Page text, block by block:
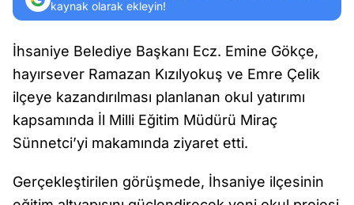
kaynak olarak ekleyin!
İhsaniye Belediye Başkanı Ecz. Emine Gökçe,
hayırsever Ramazan Kızılyokuş ve Emre Çelik
ilçeye kazandırılması planlanan okul yatırımı
kapsamında İl Milli Eğitim Müdürü Miraç
Sünnetci’yi makamında ziyaret etti.
Gerçekleştirilen görüşmede, İhsaniye ilçesinin